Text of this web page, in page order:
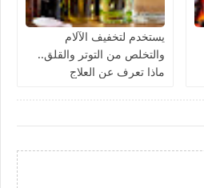
يستخدم لتخفيف الآلام
والتخلص من التوتر والقلق..
ماذا تعرف عن العلاج